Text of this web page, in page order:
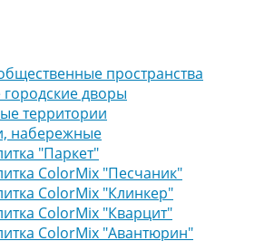
пространства
дворы
территории
набережные
"Паркет"
ColorMix "Песчаник"
ColorMix "Клинкер"
ColorMix "Кварцит"
ColorMix "Авантюрин"